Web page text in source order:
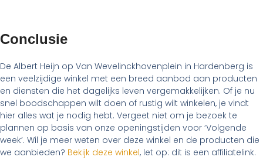
Conclusie
De Albert Heijn op Van Wevelinckhovenplein in Hardenberg is
een veelzijdige winkel met een breed aanbod aan producten
en diensten die het dagelijks leven vergemakkelijken. Of je nu
snel boodschappen wilt doen of rustig wilt winkelen, je vindt
hier alles wat je nodig hebt. Vergeet niet om je bezoek te
plannen op basis van onze openingstijden voor ‘Volgende
week’. Wil je meer weten over deze winkel en de producten die
we aanbieden? Bekijk deze winkel, let op: dit is een affiliatelink.